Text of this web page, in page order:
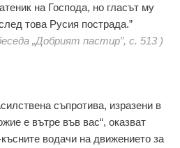
на Господа, но гласът му
това Русия пострада.”
„Добрият пастир”, с. 513 )
съпротива, изразени в
е вътре във вас“, оказват
водачи на движението за